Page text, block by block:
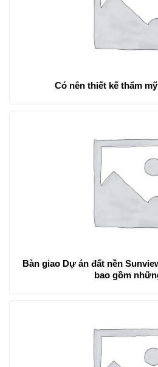
Có nên thiết kế thẩm
Bàn giao Dự án đất nền
bao gồm